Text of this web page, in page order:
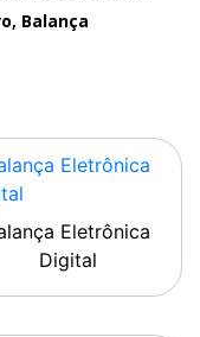
Balança
Eletrônica
Digital